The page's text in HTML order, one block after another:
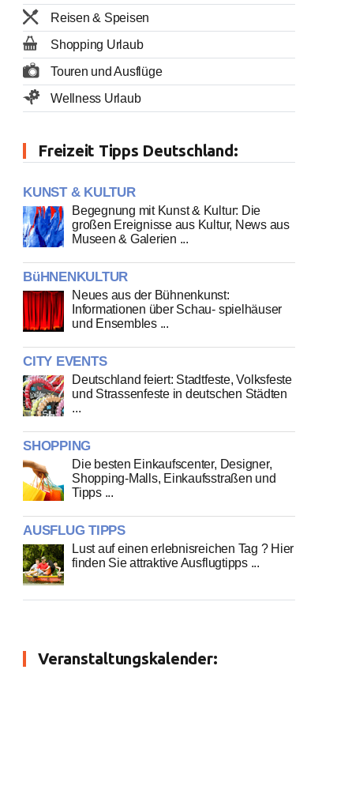
Reisen & Speisen
Shopping Urlaub
Touren und Ausflüge
Wellness Urlaub
Freizeit Tipps Deutschland:
KUNST & KULTUR
Begegnung mit Kunst & Kultur: Die
großen Ereignisse aus Kultur, News aus
Museen & Galerien ...
BüHNENKULTUR
Neues aus der Bühnenkunst:
Informationen über Schau- spielhäuser
und Ensembles ...
CITY EVENTS
Deutschland feiert: Stadtfeste, Volksfeste
und Strassenfeste in deutschen Städten
...
SHOPPING
Die besten Einkaufscenter, Designer,
Shopping-Malls, Einkaufsstraßen und
Tipps ...
AUSFLUG TIPPS
Lust auf einen erlebnisreichen Tag ? Hier
finden Sie attraktive Ausflugtipps ...
Veranstaltungskalender: